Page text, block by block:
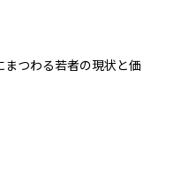
つわる若者の現状と価